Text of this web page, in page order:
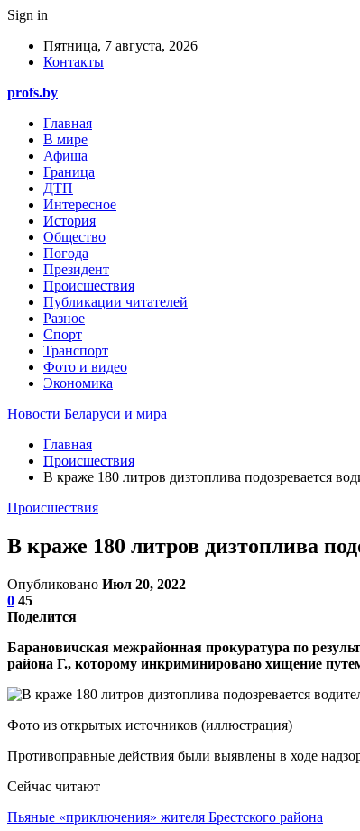
Sign in
Пятница, 7 августа, 2026
Контакты
profs.by
Главная
В мире
Афиша
Граница
ДТП
Интересное
История
Общество
Погода
Президент
Происшествия
Публикации читателей
Разное
Спорт
Транспорт
Фото и видео
Экономика
Новости Беларуси и мира
Главная
Происшествия
В краже 180 литров дизтоплива подозревается
Происшествия
В краже 180 литров дизтоплива
Опубликовано Июл 20, 2022
0 45
Поделится
Барановичская межрайонная прокуратура по
района Г., которому инкриминировано хищение
Фото из открытых источников (иллюстрация)
Противоправные действия были выявлены в ходе
Сейчас читают
Пьяные «приключения» жителя Брестского района